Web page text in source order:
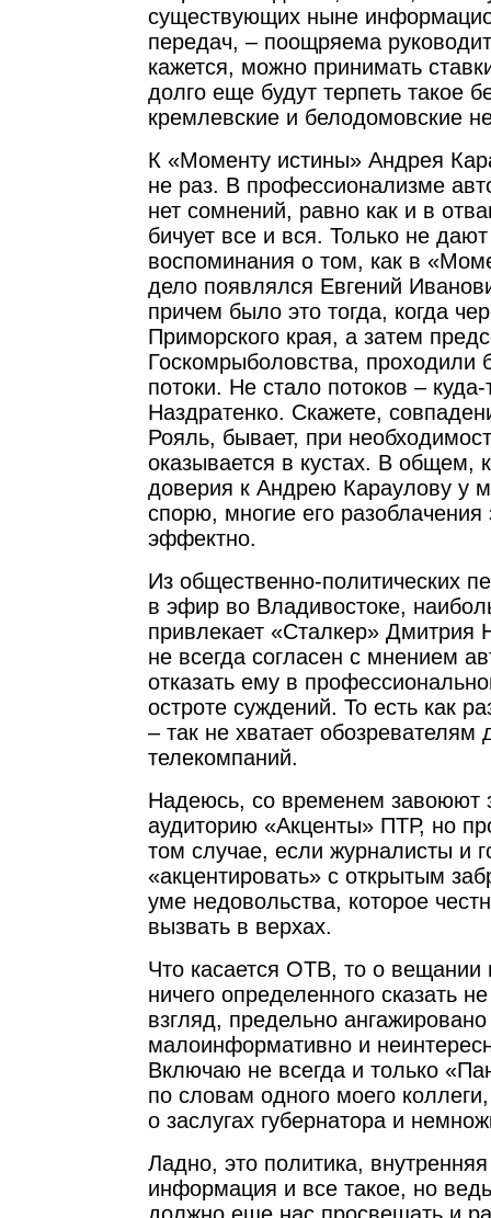
существующих ныне
передач, – поощряема
кажется, можно принимать
долго еще будут терпеть такое
кремлевские и белодомовские
К «Моменту истины» Андрея
не раз. В профессионализме
нет сомнений, равно как и в
бичует все и вся. Только не
воспоминания о том, как в
дело появлялся Евгений
причем было это тогда, когда
Приморского края, а затем
Госкомрыболовства, проходили
потоки. Не стало потоков –
Наздратенко. Скажете,
Рояль, бывает, при
оказывается в кустах. В общем,
доверия к Андрею Караулову у
спорю, многие его разоблачения
эффектно.
Из общественно-политических
в эфир во Владивостоке,
привлекает «Сталкер» Дмитрия
не всегда согласен с мнением
отказать ему в
остроте суждений. То есть как
– так не хватает обозревателям
телекомпаний.
Надеюсь, со временем завоюют
аудиторию «Акценты» ПТР, но
том случае, если журналисты и
«акцентировать» с открытым
уме недовольства, которое
вызвать в верхах.
Что касается ОТВ, то о вещании
ничего определенного сказать
взгляд, предельно
малоинформативно и
Включаю не всегда и только
по словам одного моего
о заслугах губернатора и
Ладно, это политика,
информация и все такое, но